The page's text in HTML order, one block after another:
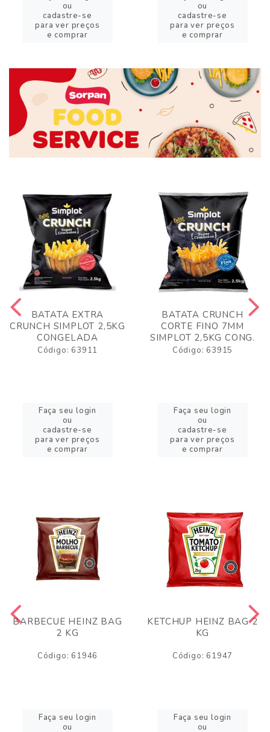
ou
cadastre-se
para ver preços
e comprar
ou
cadastre-se
para ver preços
e comprar
BATATA EXTRA
CRUNCH SIMPLOT 2,5KG
CONGELADA
Código: 63911
Faça seu login
ou
cadastre-se
para ver preços
e comprar
BATATA CRUNCH
CORTE FINO 7MM
SIMPLOT 2,5KG CONG.
Código: 63915
Faça seu login
ou
cadastre-se
para ver preços
e comprar
BARBECUE HEINZ BAG
2 KG
Código: 61946
Faça seu login
ou
KETCHUP HEINZ BAG 2
KG
Código: 61947
Faça seu login
ou